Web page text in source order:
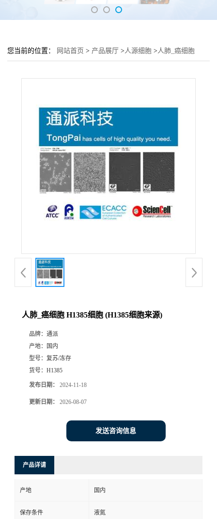
您当前的位置： 网站首页 > 产品展厅 >人源细胞 >人肺_癌细胞
人肺_癌细胞 H1385细胞 (H1385细胞来源)
品牌： 通派
产地：
国内
型号： 复苏/冻存
货号： H1385
发布日期： 2024-11-18
更新日期： 2026-08-07
发送咨询信息
产品详请
产地 国内
保存条件 液氮